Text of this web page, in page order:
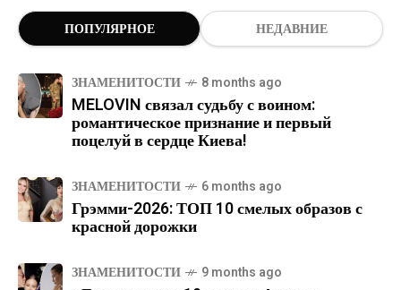
ПОПУЛЯРНОЕ НЕДАВНИЕ
ЗНАМЕНИТОСТИ 8 months ago
MELOVIN связал судьбу с воином:
романтическое признание и первый
поцелуй в сердце Киева!
ЗНАМЕНИТОСТИ 6 months ago
Грэмми-2026: ТОП 10 смелых образов с
красной дорожки
ЗНАМЕНИТОСТИ 9 months ago